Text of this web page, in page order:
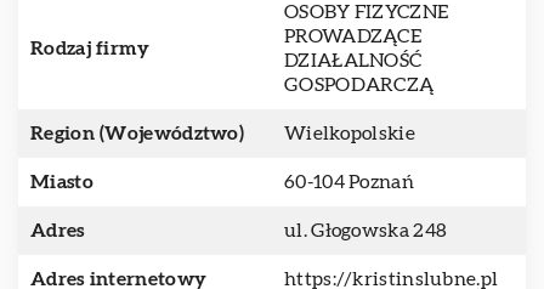
Rodzaj firmy
OSOBY FIZYCZNE
PROWADZĄCE
DZIAŁALNOŚĆ
GOSPODARCZĄ
Region (Województwo) Wielkopolskie
Miasto 60-104 Poznań
Adres ul. Głogowska 248
Adres internetowy https://kristinslubne.pl